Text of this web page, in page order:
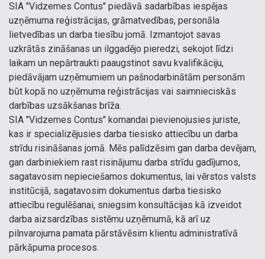
SIA "Vidzemes Contus" piedāvā sadarbības iespējas
uzņēmuma reģistrācijas, grāmatvedības, personāla
lietvedības un darba tiesību jomā. Izmantojot savas
uzkrātās zināšanas un ilggadējo pieredzi, sekojot līdzi
laikam un nepārtraukti paaugstinot savu kvalifikāciju,
piedāvājam uzņēmumiem un pašnodarbinātām personām
būt kopā no uzņēmuma reģistrācijas vai saimnieciskās
darbības uzsākšanas brīža.
SIA "Vidzemes Contus" komandai pievienojusies juriste,
kas ir specializējusies darba tiesisko attiecību un darba
strīdu risināšanas jomā. Mēs palīdzēsim gan darba devējam,
gan darbiniekiem rast risinājumu darba strīdu gadījumos,
sagatavosim nepieciešamos dokumentus, lai vērstos valsts
institūcijā, sagatavosim dokumentus darba tiesisko
attiecību regulēšanai, sniegsim konsultācijas kā izveidot
darba aizsardzības sistēmu uzņēmumā, kā arī uz
pilnvarojuma pamata pārstāvēsim klientu administratīvā
pārkāpuma procesos.